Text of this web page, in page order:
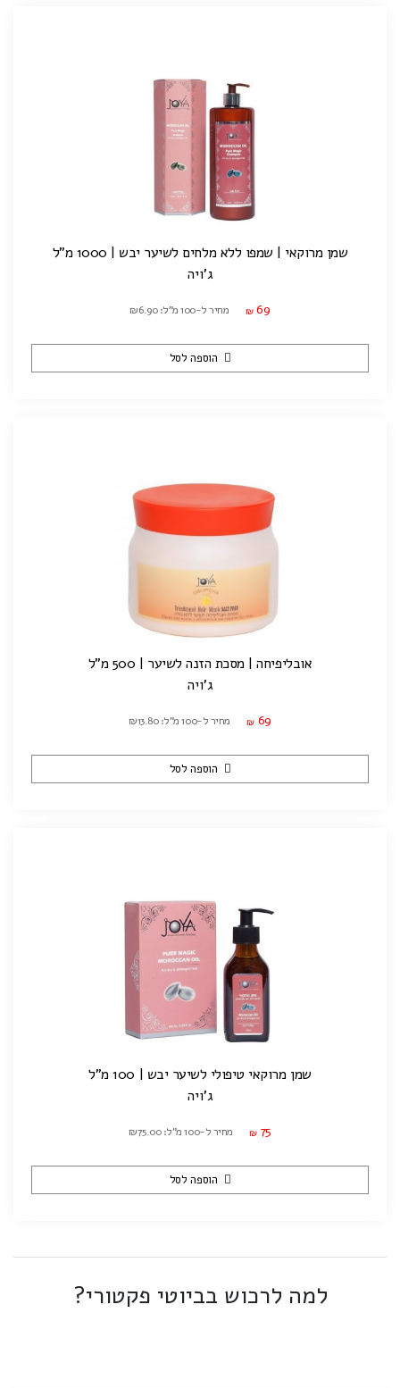
שמן מרוקאי | שמפו ללא מלחים לשיער יבש | 1000 מ"ל
ג'ויה
₪ 69 מחיר ל-100 מ"ל: ₪6.90
הוספה לסל
אובליפיחה | מסכת הזנה לשיער | 500 מ"ל
ג'ויה
₪ 69 מחיר ל-100 מ"ל: ₪13.80
הוספה לסל
שמן מרוקאי טיפולי לשיער יבש | 100 מ"ל
ג'ויה
₪ 75 מחיר ל-100 מ"ל: ₪75.00
הוספה לסל
למה לרכוש בביוטי פקטורי?